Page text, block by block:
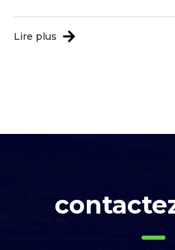
Lire plus